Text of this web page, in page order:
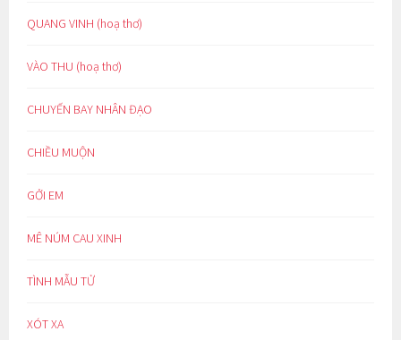
QUANG VINH (hoạ thơ)
VÀO THU (hoạ thơ)
CHUYẾN BAY NHÂN ĐẠO
CHIỀU MUỘN
GỞI EM
MÊ NÚM CAU XINH
TÌNH MẪU TỬ
XÓT XA